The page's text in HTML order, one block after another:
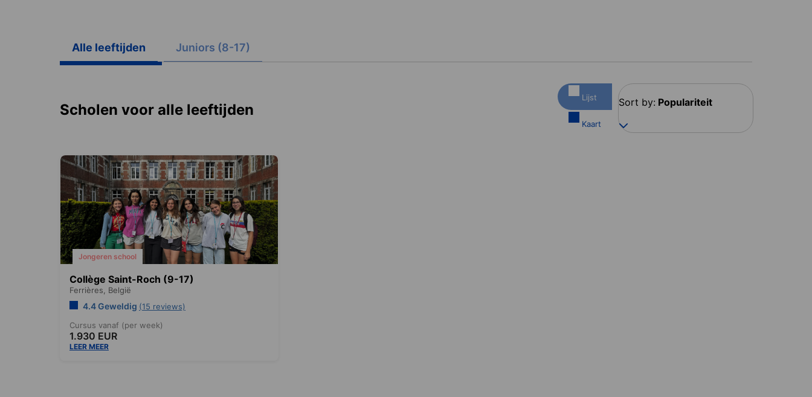
Alle leeftijden Juniors (8-17)
Scholen voor alle leeftijden
Lijst
Kaart
Sort by: Populariteit
Jongeren school
Collège Saint-Roch (9-17)
Ferrières, België
4.4 Geweldig (15 reviews)
Cursus vanaf (per week)
1.930 EUR
LEER MEER